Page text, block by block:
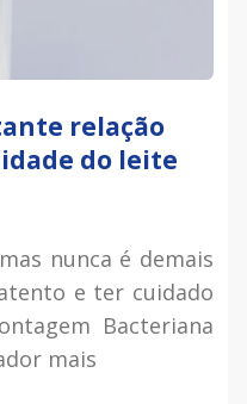
relação
do leite
nunca é demais
e ter cuidado
Bacteriana
mais